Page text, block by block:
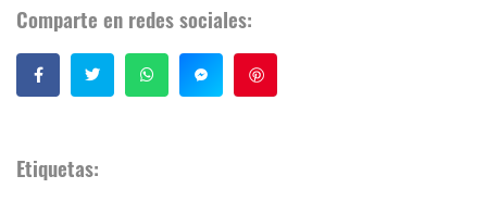
Comparte en redes sociales:
Etiquetas: